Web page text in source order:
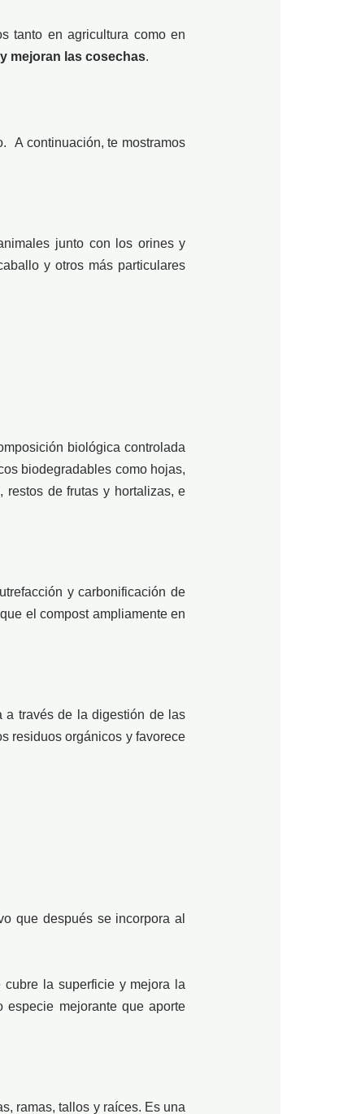
tanto en agricultura como en
mejoran las cosechas.
A continuación, te mostramos
junto con los orines y
y otros más particulares
biológica controlada
biodegradables como hojas,
restos de frutas y hortalizas, e
y carbonificación de
el compost ampliamente en
a través de la digestión de las
residuos orgánicos y favorece
que después se incorpora al
la superficie y mejora la
especie mejorante que aporte
ramas, tallos y raíces. Es una